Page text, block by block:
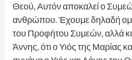
Θεού, Αυτόν αποκαλεί ο
ανθρώπου. Έχουμε δηλαδή
του Προφήτου Συμεών, αλλά
Άννης, ότι ο Υιός της Μαρίας